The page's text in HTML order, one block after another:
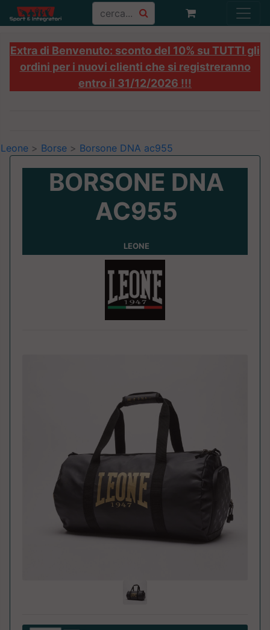
Extra di Benvenuto: sconto del 10% su TUTTI gli
ordini per i nuovi clienti che si registreranno
entro il 31/12/2026 !!!
Leone > Borse > Borsone DNA ac955
BORSONE DNA
AC955
LEONE